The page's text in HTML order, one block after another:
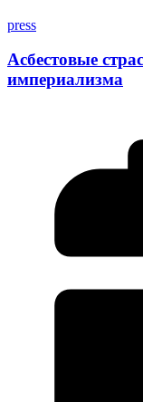
press
Асбестовые
империализма